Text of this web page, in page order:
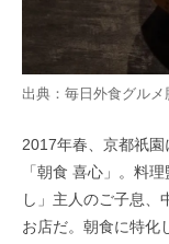
出典： 毎日外食グルメ
2017年春、京都祇
「朝食 喜心」。料
し」主人のご子息、
お店だ。朝食に特化